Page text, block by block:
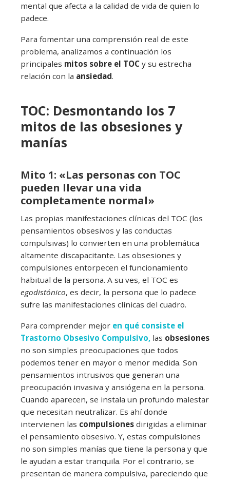
mental que afecta a la calidad de vida de quien lo
padece.
Para fomentar una comprensión real de este
problema, analizamos a continuación los
principales mitos sobre el TOC y su estrecha
relación con la ansiedad.
TOC: Desmontando los 7
mitos de las obsesiones y
manías
Mito 1: «Las personas con TOC
pueden llevar una vida
completamente normal»
Las propias manifestaciones clínicas del TOC (los
pensamientos obsesivos y las conductas
compulsivas) lo convierten en una problemática
altamente discapacitante. Las obsesiones y
compulsiones entorpecen el funcionamiento
habitual de la persona. A su ves, el TOC es
egodistónico, es decir, la persona que lo padece
sufre las manifestaciones clínicas del cuadro.
Para comprender mejor en qué consiste el
Trastorno Obsesivo Compulsivo, las obsesiones
no son simples preocupaciones que todos
podemos tener en mayor o menor medida. Son
pensamientos intrusivos que generan una
preocupación invasiva y ansiógena en la persona.
Cuando aparecen, se instala un profundo malestar
que necesitan neutralizar. Es ahí donde
intervienen las compulsiones dirigidas a eliminar
el pensamiento obsesivo. Y, estas compulsiones
no son simples manías que tiene la persona y que
le ayudan a estar tranquila. Por el contrario, se
presentan de manera compulsiva, pareciendo que